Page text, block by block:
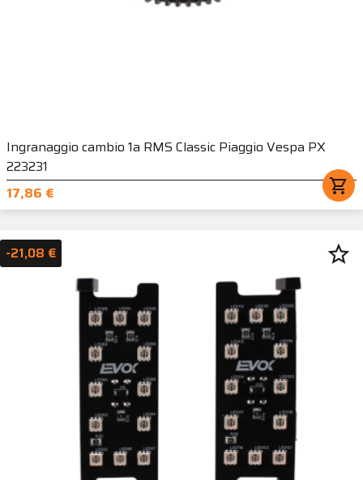
Ingranaggio cambio 1a RMS Classic Piaggio Vespa PX
223231
17,86 €
shopping_cart
-21,08 € star_border